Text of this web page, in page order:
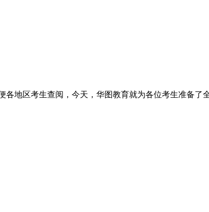
地区考生查阅，今天，华图教育就为各位考生准备了